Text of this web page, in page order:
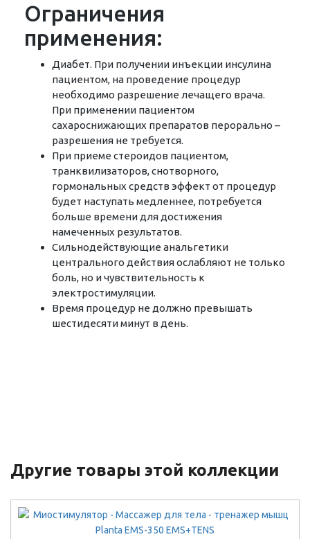
Ограничения
применения:
Диабет. При получении инъекции инсулина
пациентом, на проведение процедур
необходимо разрешение лечащего врача.
При применении пациентом
сахароснижающих препаратов перорально –
разрешения не требуется.
При приеме стероидов пациентом,
транквилизаторов, снотворного,
гормональных средств эффект от процедур
будет наступать медленнее, потребуется
больше времени для достижения
намеченных результатов.
Сильнодействующие анальгетики
центрального действия ослабляют не только
боль, но и чувствительность к
электростимуляции.
Время процедур не должно превышать
шестидесяти минут в день.
Другие товары этой коллекции